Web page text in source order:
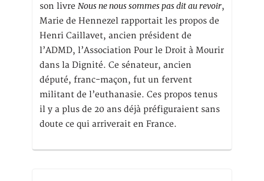
son livre Nous ne nous sommes pas dit au revoir,
Marie de Hennezel rapportait les propos de
Henri Caillavet, ancien président de
l’ADMD, l’Association Pour le Droit à Mourir
dans la Dignité. Ce sénateur, ancien
député, franc-maçon, fut un fervent
militant de l’euthanasie. Ces propos tenus
il y a plus de 20 ans déjà préfiguraient sans
doute ce qui arriverait en France.